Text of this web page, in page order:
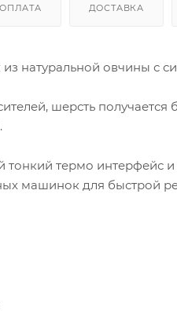
ОПЛАТА ДОСТАВКА
натуральной овчины с
шерсть получается
термо интерфейс
машинок для быстрой